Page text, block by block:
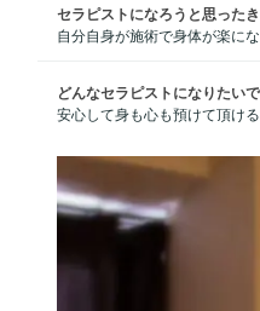
セラピストになろうと思った
自分自身が施術で身体が楽に
どんなセラピストになりたい
安心して身も心も預けて頂け